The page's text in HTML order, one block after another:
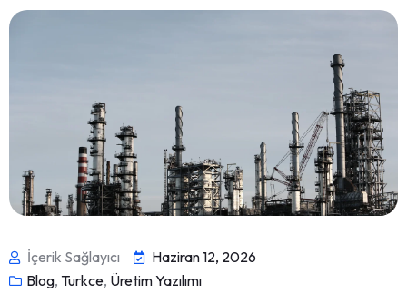
İçerik Sağlayıcı
Haziran 12, 2026
Blog, Turkce, Üretim Yazılımı